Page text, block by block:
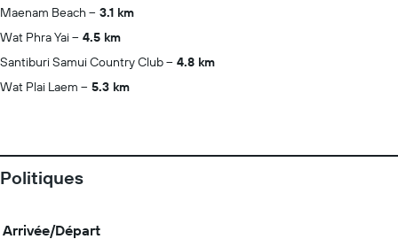
Maenam Beach
3.1 km
Wat Phra Yai
4.5 km
Santiburi Samui Country Club
4.8 km
Wat Plai Laem
5.3 km
Politiques
Arrivée/Départ